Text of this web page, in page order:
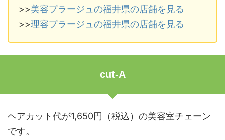
>>美容プラージュの福井県の店舗を見る
>>理容プラージュの福井県の店舗を見る
cut-A
ヘアカット代が1,650円（税込）の美容室チェーン
です。